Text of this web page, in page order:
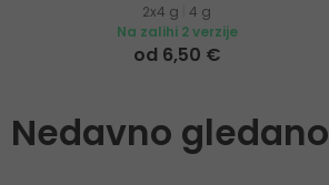
2x4 g |4 g
Na zalihi 2 verzije
od 6,50 €
Nedavno gledano